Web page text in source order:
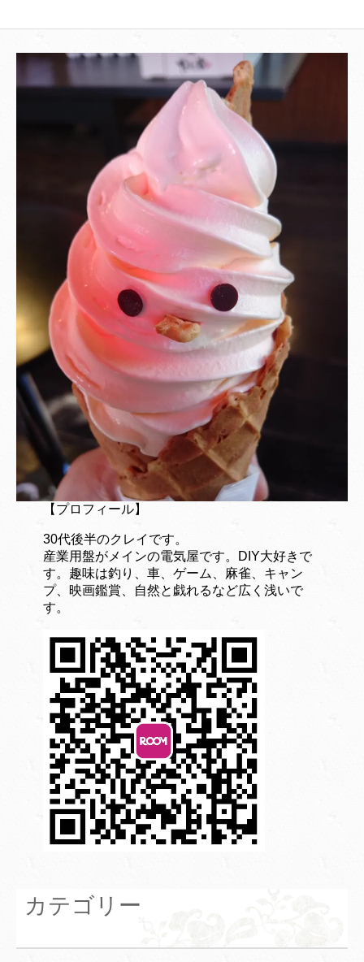
【プロフィール】
30代後半のクレイです。
産業用盤がメインの電気屋です。DIY大好きで
す。趣味は釣り、車、ゲーム、麻雀、キャン
プ、映画鑑賞、自然と戯れるなど広く浅いで
す。
カテゴリー